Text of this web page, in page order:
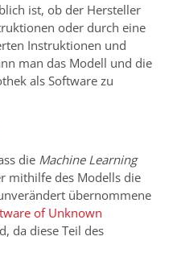
ist, ob der Hersteller
oder durch eine
Instruktionen und
man das Modell und die
als Software zu
die Machine Learning
mithilfe des Modells die
übernommene
of Unknown
da diese Teil des